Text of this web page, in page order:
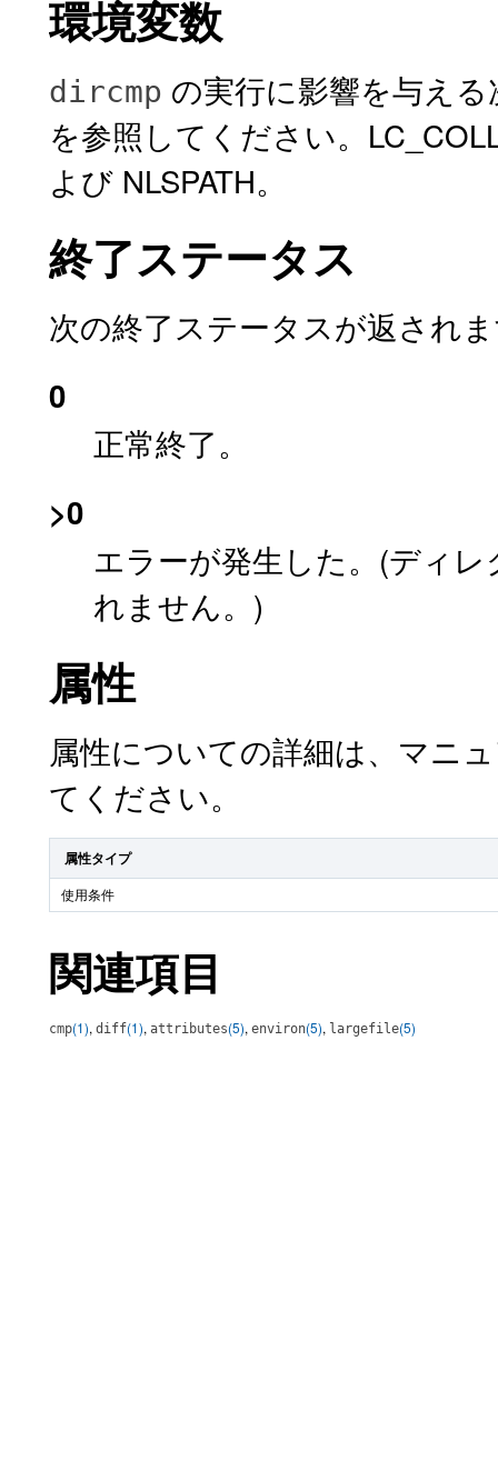
環境変数
dircmp の実行に影響を与え
を参照してください。
よび NLSPATH。
終了ステータス
次の終了ステータスが返され
0
正常終了。
>0
エラーが発生した。(ディ
れません。)
属性
属性についての詳細は、マニ
てください。
属性タイプ
使用条件
関連項目
cmp(1), diff(1), attributes(5), environ(5), largefile(5)